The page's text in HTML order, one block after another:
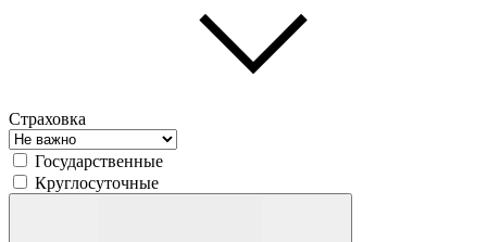
Страховка
Государственные
Круглосуточные